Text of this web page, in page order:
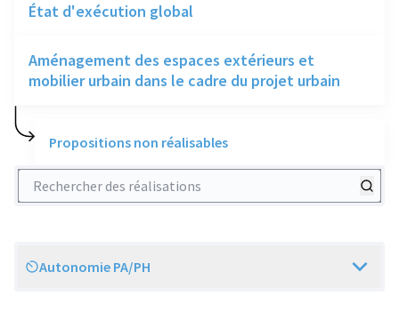
État d'exécution global
Aménagement des espaces extérieurs et
mobilier urbain dans le cadre du projet urbain
Propositions non réalisables
Rechercher des réalisations
Scope
Autonomie PA/PH